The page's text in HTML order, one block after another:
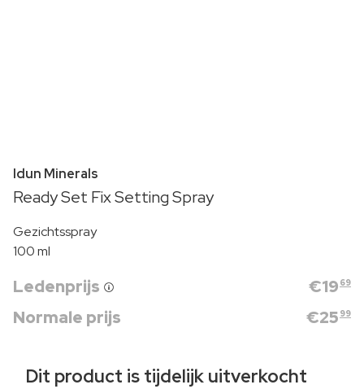
Idun Minerals
Ready Set Fix Setting Spray
Gezichtsspray
100 ml
Ledenprijs €19 69
Normale prijs €25 99
Dit product is tijdelijk uitverkocht